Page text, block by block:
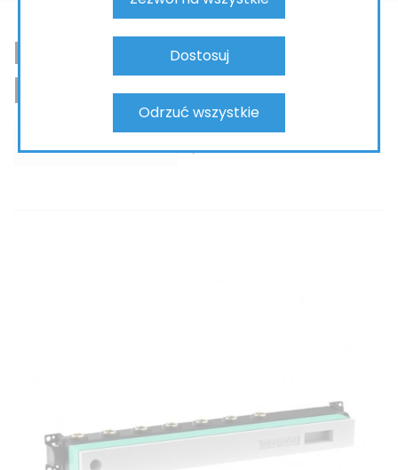
Dostosuj
Odrzuć wszystkie
Rainselect zestaw
podtynkowy